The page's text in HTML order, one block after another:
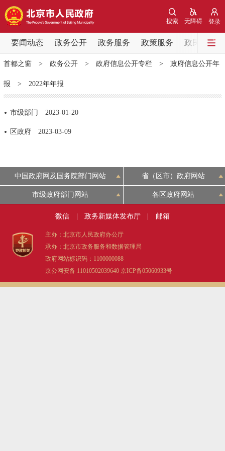
登录
无障碍
搜索
要闻动态 政务公开 政务服务 政策服务 政民互动
要闻动态
党中央精神 国务院信息 中央部委动态
北京要闻 会议信息 部门动态
各区热点
市领导 机构职能 政策服务
决策公开 专题公开
政务服务
个人服务 法人服务 部门服务
首都之窗> 政务公开> 政府信息公开专栏> 政府信息公开年
报 > 2022年年报
市级部门 2023-01-20
区政府 2023-03-09
中国政府网及国务院部门网站 省（区市）政府网站
市级政府部门网站 各区政府网站
微信 政务新媒体发布厅 邮箱
主办：北京市人民政府办公厅
承办：北京市政务服务和数据管理局
政府网站标识码：1100000088
京公网安备 11010502039640 京ICP备05060933号